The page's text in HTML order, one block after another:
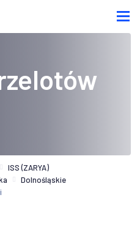
ISS (ZARYA)
Dolnośląskie